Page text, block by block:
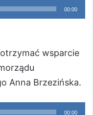
00:00
wsparcie
Anna Brzezińska.
00:00